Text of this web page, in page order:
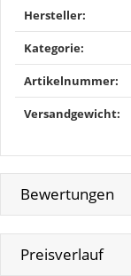
Produkteigenschaft
Wert
Hersteller:
Kategorie:
Artikelnummer:
Versandgewicht‍:
Bewertungen
Preisverlauf